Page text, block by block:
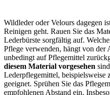
Wildleder oder Velours dagegen
Reinigen geht. Rauen Sie das
Lederbürste sorgfältig auf.
Pflege verwenden, hängt von der
unbedingt auf Pflegemittel
diesem Material vorgesehen
Lederpflegemittel, beispielsweise
geeignet. Sprühen Sie das
empfohlenen Abstand ein.